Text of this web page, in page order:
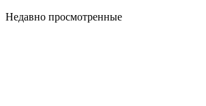
Недавно просмотренные